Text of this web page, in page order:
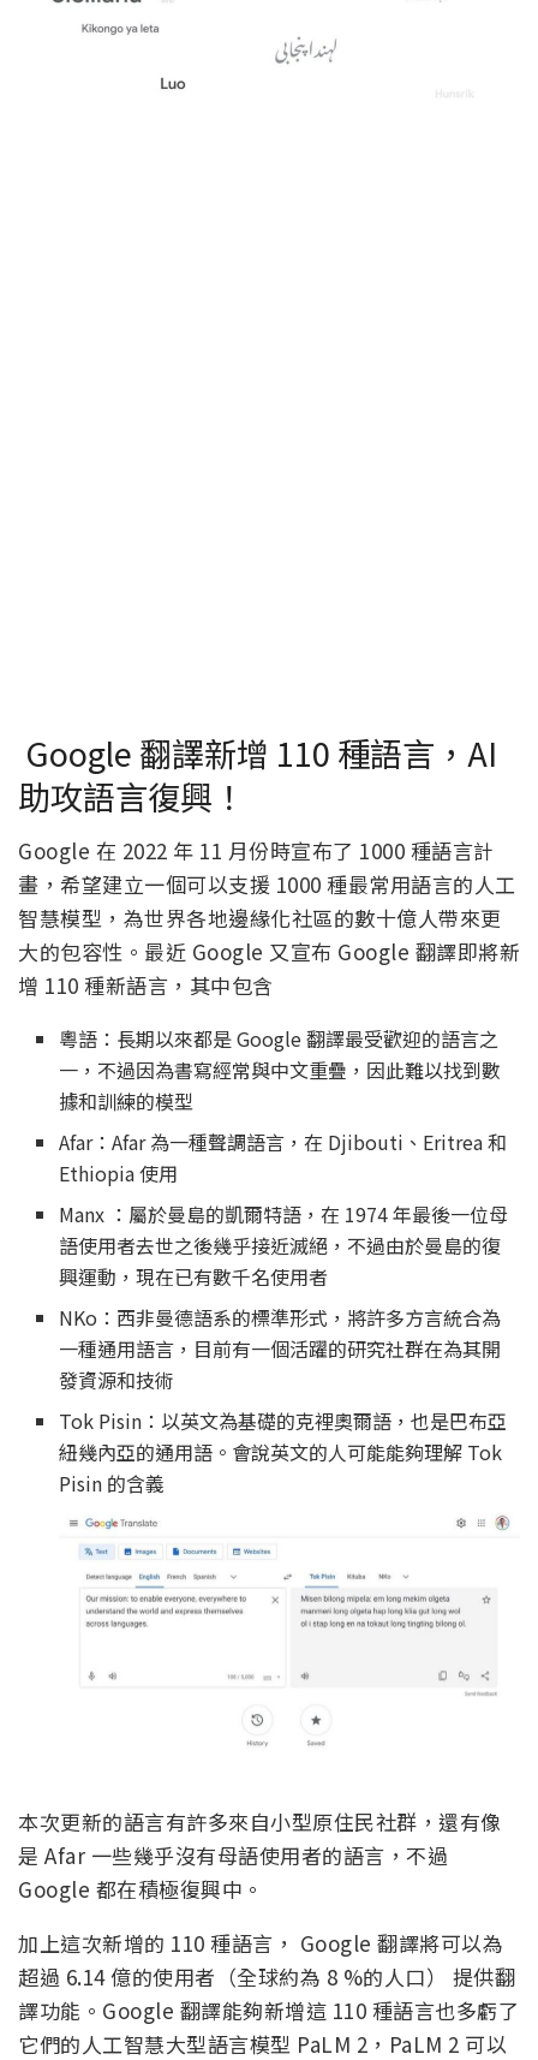
Google 翻譯新增 110 種語言，AI
助攻語言復興！
Google 在 2022 年 11 月份時宣布了 1000 種語言計
畫，希望建立一個可以支援 1000 種最常用語言的人工
智慧模型，為世界各地邊緣化社區的數十億人帶來更
大的包容性。最近 Google 又宣布 Google 翻譯即將新
增 110 種新語言，其中包含
粵語：長期以來都是 Google 翻譯最受歡迎的語言之
一，不過因為書寫經常與中文重疊，因此難以找到數
據和訓練的模型
Afar：Afar 為一種聲調語言，在 Djibouti、Eritrea 和
Ethiopia 使用
Manx ：屬於曼島的凱爾特語，在 1974 年最後一位母
語使用者去世之後幾乎接近滅絕，不過由於曼島的復
興運動，現在已有數千名使用者
NKo：西非曼德語系的標準形式，將許多方言統合為
一種通用語言，目前有一個活躍的研究社群在為其開
發資源和技術
Tok Pisin：以英文為基礎的克裡奧爾語，也是巴布亞
紐幾內亞的通用語。會說英文的人可能能夠理解 Tok
Pisin 的含義
本次更新的語言有許多來自小型原住民社群，還有像
是 Afar 一些幾乎沒有母語使用者的語言，不過
Google 都在積極復興中。
加上這次新增的 110 種語言， Google 翻譯將可以為
超過 6.14 億的使用者（全球約為 8 %的人口） 提供翻
譯功能。Google 翻譯能夠新增這 110 種語言也多虧了
它們的人工智慧大型語言模型 PaLM 2，PaLM 2 可以